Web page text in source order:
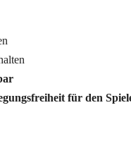
für den